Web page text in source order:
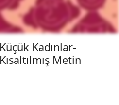
Küçük Kadınlar-
Kısaltılmış Metin